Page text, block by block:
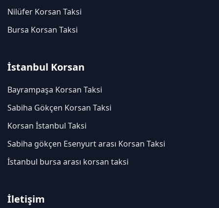
Nilüfer Korsan Taksi
Bursa Korsan Taksi
İstanbul Korsan
Bayrampaşa Korsan Taksi
Sabiha Gökçen Korsan Taksi
Korsan İstanbul Taksi
Sabiha gökçen Esenyurt arası Korsan Taksi
İstanbul bursa arası korsan taksi
İletişim